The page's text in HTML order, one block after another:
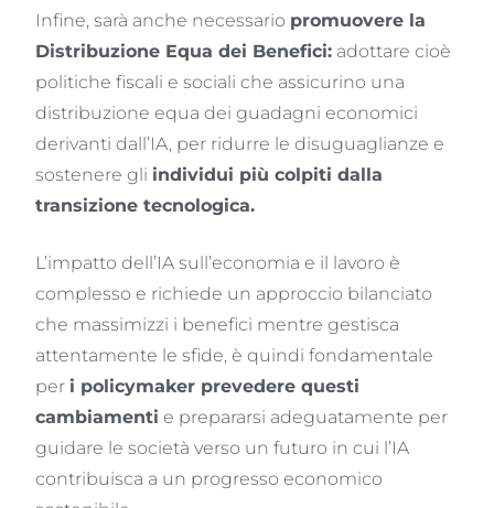
Infine, sarà anche necessario promuovere la
Distribuzione Equa dei Benefici: adottare cioè
politiche fiscali e sociali che assicurino una
distribuzione equa dei guadagni economici
derivanti dall’IA, per ridurre le disuguaglianze e
sostenere gli individui più colpiti dalla
transizione tecnologica.
L’impatto dell’IA sull’economia e il lavoro è
complesso e richiede un approccio bilanciato
che massimizzi i benefici mentre gestisca
attentamente le sfide, è quindi fondamentale
per i policymaker prevedere questi
cambiamenti e prepararsi adeguatamente per
guidare le società verso un futuro in cui l’IA
contribuisca a un progresso economico